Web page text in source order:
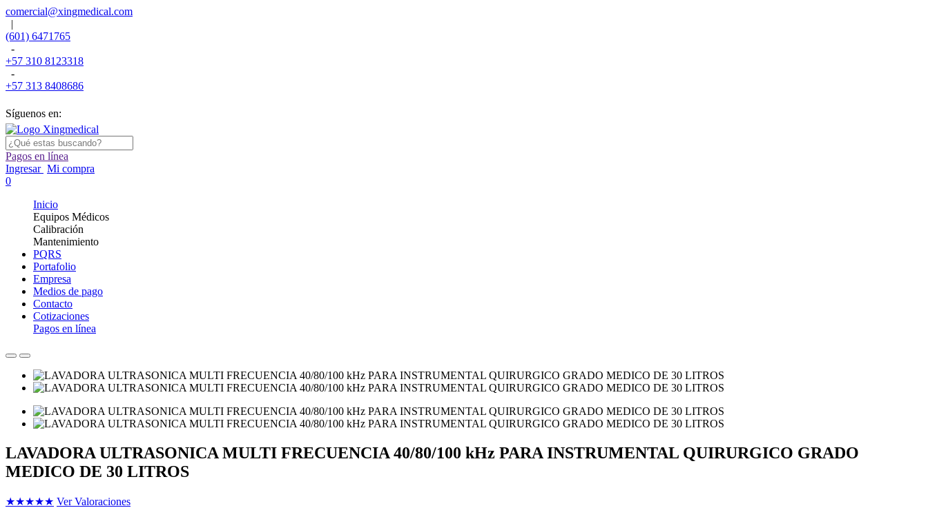
comercial@xingmedical.com
|
(601) 6471765
-
+57 310 8123318
-
+57 313 8408686
Síguenos en:
Pagos en línea
Ingresar Mi compra
0
Inicio
Equipos Médicos
Calibración
Mantenimiento
PQRS
Portafolio
Empresa
Medios de pago
Contacto
Cotizaciones
Pagos en línea
LAVADORA ULTRASONICA MULTI FRECUENCIA 40/80/100 kHz PARA INSTRUMENTAL QUIRURGICO GRADO
MEDICO DE 30 LITROS
★★★★★ Ver Valoraciones